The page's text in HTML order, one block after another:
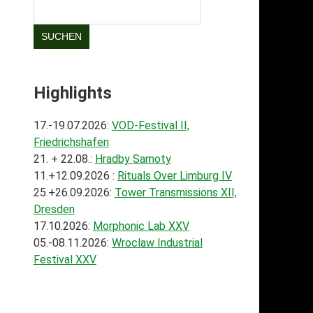
SUCHEN
Highlights
17.-19.07.2026: VOD-Festival II,
Friedrichshafen
21. + 22.08.: Hradby Samoty
11.+12.09.2026 : Rituals Over Limburg IV
25.+26.09.2026: Tower Transmissions XII,
Dresden
17.10.2026: Morphonic Lab XXV
05.-08.11.2026: Wroclaw Industrial
Festival XXV